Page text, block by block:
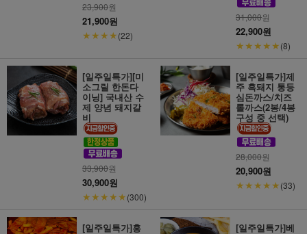
23,900원
21,900원
★★★★(22)
31,000원
22,900원
★★★★★(8)
[일주일특가][미
소그릴 한돈다
이닝] 국내산 수
제 양념 돼지갈
비
33,900원
30,900원
★★★★★(300)
[일주일특가]제
주 흑돼지 통등
심돈까스/치즈
롤까스(2봉/4봉
구성 중 선택)
28,000원
20,900원
★★★★★(33)
[일주일특가]홍 [일주일특가]베